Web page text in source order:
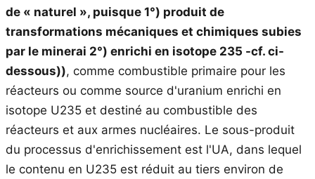
de « naturel », puisque 1°) produit de
transformations mécaniques et chimiques subies
par le minerai 2°) enrichi en isotope 235 -cf. ci-
dessous)), comme combustible primaire pour les
réacteurs ou comme source d'uranium enrichi en
isotope U235 et destiné au combustible des
réacteurs et aux armes nucléaires. Le sous-produit
du processus d'enrichissement est l'UA, dans lequel
le contenu en U235 est réduit au tiers environ de